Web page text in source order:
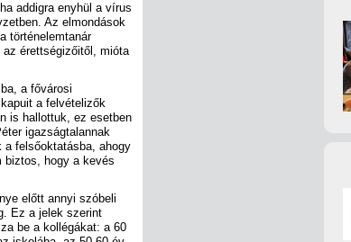
addigra enyhül a vírus
Az elmondások
történelemtanár
érettségizőitől, mióta
a fővárosi
a felvételizők
is hallottuk, ez esetben
igazságtalannak
a felsőoktatásba, ahogy
biztos, hogy a kevés
előtt annyi szóbeli
Ez a jelek szerint
be a kollégákat: a 60